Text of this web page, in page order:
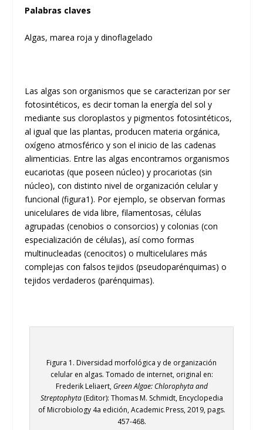
Palabras claves
Algas, marea roja y dinoflagelado
Las algas son organismos que se caracterizan por ser
fotosintéticos, es decir toman la energía del sol y
mediante sus cloroplastos y pigmentos fotosintéticos,
al igual que las plantas, producen materia orgánica,
oxígeno atmosférico y son el inicio de las cadenas
alimenticias. Entre las algas encontramos organismos
eucariotas (que poseen núcleo) y procariotas (sin
núcleo), con distinto nivel de organización celular y
funcional (figura1). Por ejemplo, se observan formas
unicelulares de vida libre, filamentosas, células
agrupadas (cenobios o consorcios) y colonias (con
especialización de células), así como formas
multinucleadas (cenocitos) o multicelulares más
complejas con falsos tejidos (pseudoparénquimas) o
tejidos verdaderos (parénquimas).
Figura 1. Diversidad morfológica y de organización
celular en algas. Tomado de internet, original en:
Frederik Leliaert, Green Algae: Chlorophyta and
Streptophyta(Editor): Thomas M. Schmidt, Encyclopedia
of Microbiology 4a edición, Academic Press, 2019, pags.
457-468.